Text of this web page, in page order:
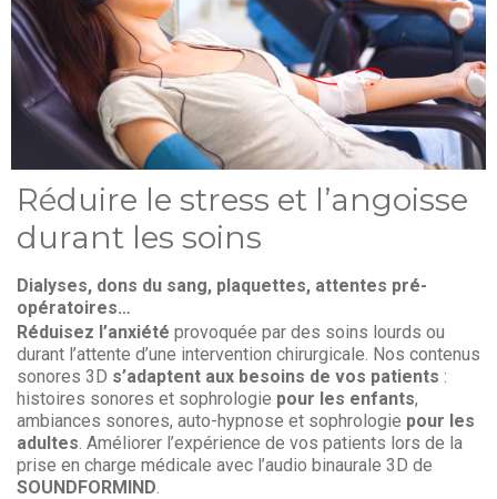
Réduire le stress et l’angoisse
durant les soins
Dialyses, dons du sang, plaquettes, attentes pré-
opératoires…
Réduisez l’anxiété provoquée par des soins lourds ou
durant l’attente d’une intervention chirurgicale. Nos contenus
sonores 3D s’adaptent aux besoins de vos patients :
histoires sonores et sophrologie pour les enfants,
ambiances sonores, auto-hypnose et sophrologie pour les
adultes. Améliorer l’expérience de vos patients lors de la
prise en charge médicale avec l’audio binaurale 3D de
SOUNDFORMIND.